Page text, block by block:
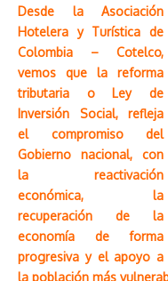
Desde la Asociación
Hotelera y Turística de
Colombia – Cotelco,
vemos que la reforma
tributaria o Ley de
Inversión Social, refleja
el compromiso del
Gobierno nacional, con
la reactivación
económica, la
recuperación de la
economía de forma
progresiva y el apoyo a
la población más